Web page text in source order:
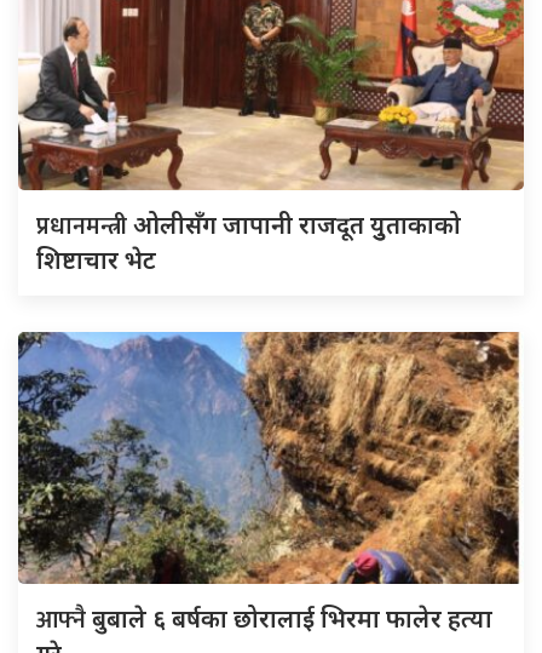
प्रधानमन्त्रीओलीसँग जापानी राजदूत युुताकाको
शिष्टाचार भेट
आफ्नैबुबाले ६ बर्षका छोरालाई भिरमा फालेर हत्या